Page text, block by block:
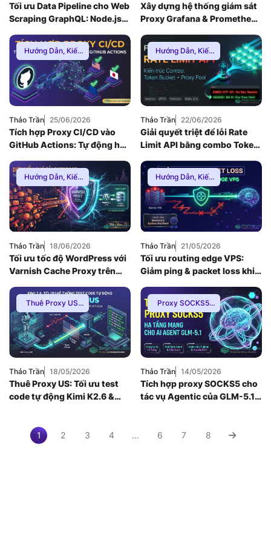
Tối ưu Data Pipeline cho Web
Scraping GraphQL: Node.js
Xây dựng hệ thống giám sát
Proxy Grafana & Prometheus
Hướng Dẫn, Kiến
Thức Proxy,Proxy
Dân Cư,Thuê
Proxy Nước Ngoài
Thảo Trần 25/06/2026
Tích hợp Proxy CI/CD vào
GitHub Actions: Tự động hóa
(2026)
Hướng Dẫn, Kiến
Thức Proxy
Thảo Trần 22/06/2026
Giải quyết triệt để lỗi Rate
Limit API bằng combo Token
Hướng Dẫn, Kiến
Thức Proxy
Thảo Trần 18/06/2026
Tối ưu tốc độ WordPress với
Varnish Cache Proxy trên
quá tải Database (2026)
Hướng Dẫn, Kiến
Thức Proxy,Mạng
Internnet
Thảo Trần 21/05/2026
Tối ưu routing edge VPS:
Giảm ping & packet loss khi
Thuê Proxy US,
Hướng Dẫn,Kiến
Thức Proxy ,Mạng
Internnet,Proxy
SOCKS5,Thuê
Proxy Nước Ngoài
Thảo Trần 18/05/2026
Thuê Proxy US: Tối ưu test
code tự động Kimi K2.6 &
Proxy SOCKS5,
Hướng Dẫn,Kiến
Thức Proxy
Thảo Trần 14/05/2026
Tích hợp proxy SOCKS5 cho
tác vụ Agentic của GLM-5.1:
1
2 3 4 … 6 7 8